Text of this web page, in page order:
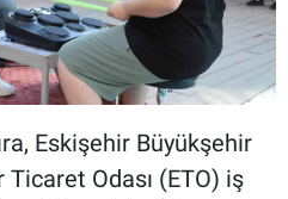
Eskişehir Büyükşehir
Odası (ETO) iş